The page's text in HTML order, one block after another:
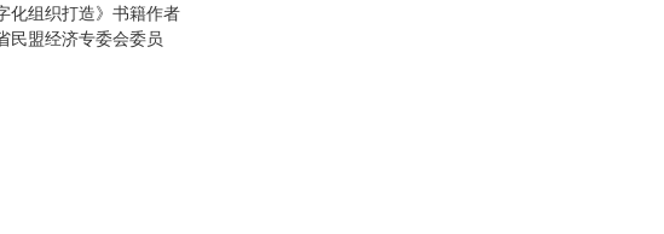
化组织打造》书籍作者
民盟经济专委会委员